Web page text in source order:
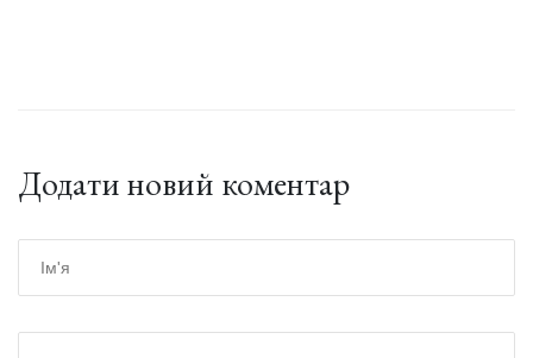
Додати новий коментар